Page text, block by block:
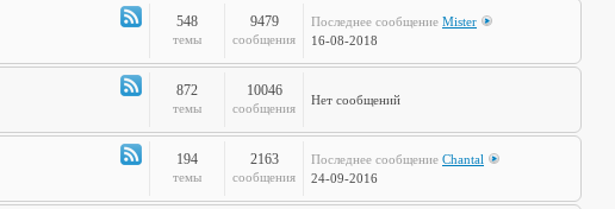
Канал
-
Музыкальные
548
темы
9479
сообщения
Последнее сообщение Mister
16-08-2018
Канал
-
872
темы
10046
сообщения
Нет сообщений
Канал
-
194
темы
2163
сообщения
Последнее сообщение Chantal
24-09-2016